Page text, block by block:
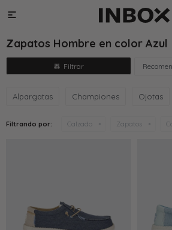

Zapatos Hombre en color Azul
Alpargatas Championes Ojotas
Filtrando por: Calzado Zapatos